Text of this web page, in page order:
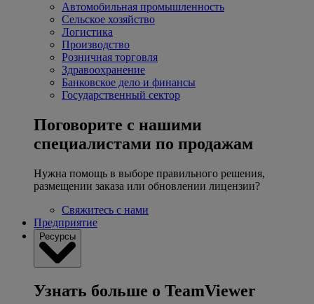
Автомобильная промышленность
Сельское хозяйство
Логистика
Производство
Розничная торговля
Здравоохранение
Банковское дело и финансы
Государственный сектор
Поговорите с нашими
специалистами по продажам
Нужна помощь в выборе правильного решения,
размещении заказа или обновлении лицензии?
Свяжитесь с нами
Предприятие
Ресурсы
Узнать больше о TeamViewer